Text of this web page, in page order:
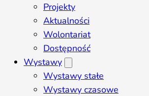
Projekty
Aktualności
Wolontariat
Dostępność
Wystawy
Wystawy stałe
Wystawy czasowe